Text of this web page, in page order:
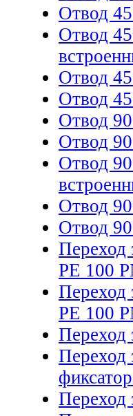
Отвод
Отвод
Отвод
Отвод
Отвод
Отвод
Отвод
Отвод
Отвод
Переход
PE 100
Переход
PE 100
Переход
Переход
Переход